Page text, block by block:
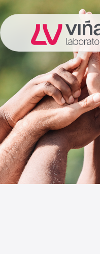
Laboratorios Viñas